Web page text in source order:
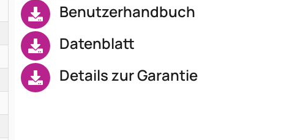
Benutzerhandbuch
Datenblatt
Details zur Garantie